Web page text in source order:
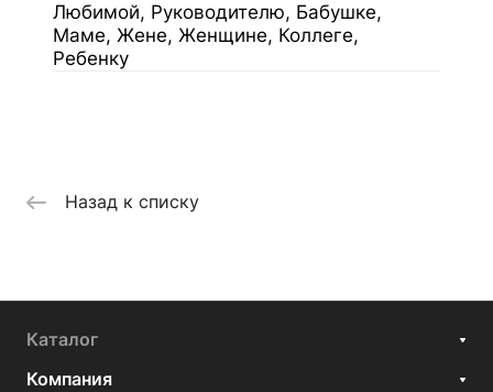
Любимой, Руководителю, Бабушке,
Маме, Жене, Женщине, Коллеге,
Ребенку
Назад к списку
Каталог
Компания